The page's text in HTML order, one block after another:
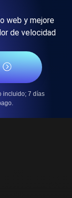
web y mejore
de velocidad
incluido; 7 días